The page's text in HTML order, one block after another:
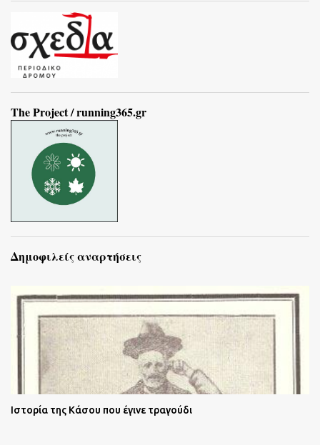
The Project / running365.gr
Δημοφιλείς αναρτήσεις
Ιστορία της Κάσου που έγινε τραγούδι